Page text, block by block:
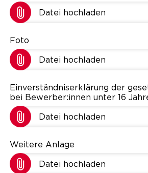
Datei hochladen
Foto
Datei hochladen
Einverständniserklärung der
bei Bewerber:innen unter 16
Datei hochladen
Weitere Anlage
Datei hochladen